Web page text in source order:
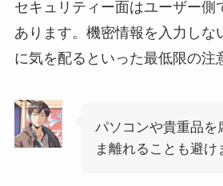
セキュリティー面はユーザー側
あります。機密情報を入力しな
に気を配るといった最低限の注
パソコンや貴重品を
ま離れることも避け